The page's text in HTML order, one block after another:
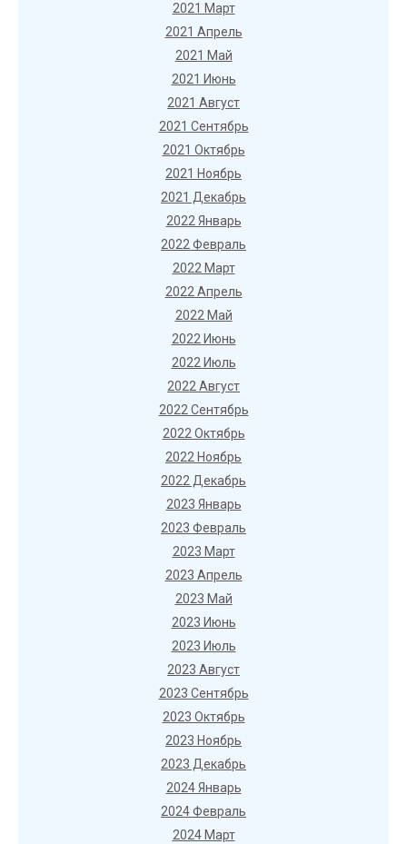
2021 Март
2021 Апрель
2021 Май
2021 Июнь
2021 Август
2021 Сентябрь
2021 Октябрь
2021 Ноябрь
2021 Декабрь
2022 Январь
2022 Февраль
2022 Март
2022 Апрель
2022 Май
2022 Июнь
2022 Июль
2022 Август
2022 Сентябрь
2022 Октябрь
2022 Ноябрь
2022 Декабрь
2023 Январь
2023 Февраль
2023 Март
2023 Апрель
2023 Май
2023 Июнь
2023 Июль
2023 Август
2023 Сентябрь
2023 Октябрь
2023 Ноябрь
2023 Декабрь
2024 Январь
2024 Февраль
2024 Март